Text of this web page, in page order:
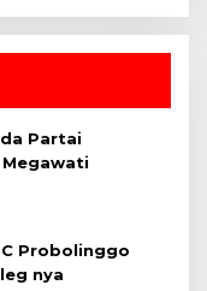
Partai
Probolinggo
nya